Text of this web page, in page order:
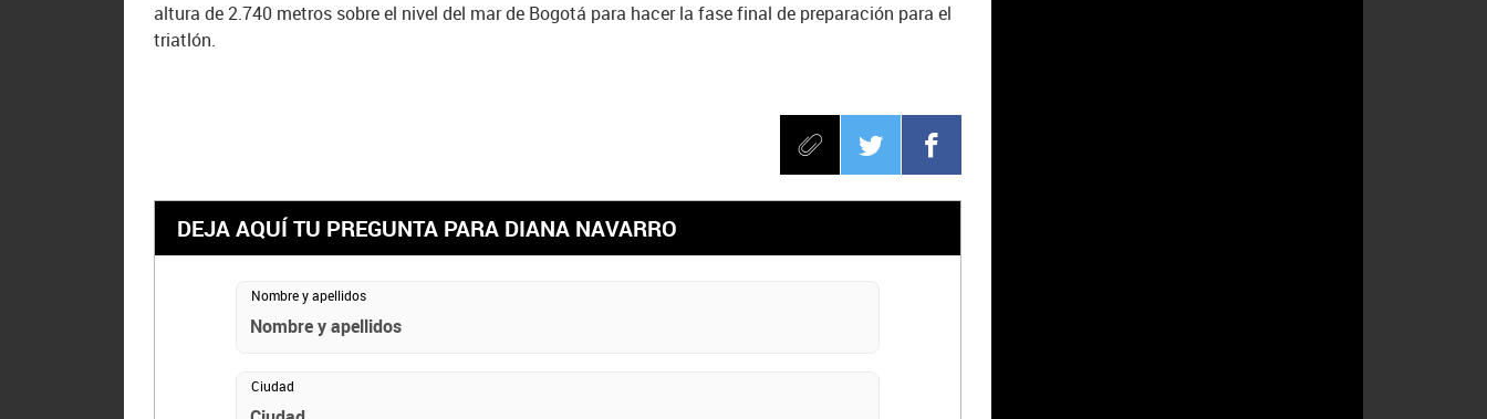
altura de 2.740 metros sobre el nivel del mar de Bogotá para hacer la fase final de preparación para el
triatlón.
DEJA AQUÍ TU PREGUNTA PARA DIANA NAVARRO
Nombre y apellidos
Ciudad